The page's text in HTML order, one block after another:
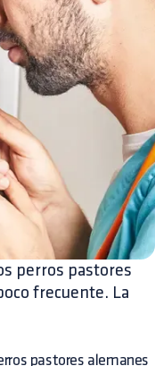
perros pastores
frecuente. La
pastores alemanes